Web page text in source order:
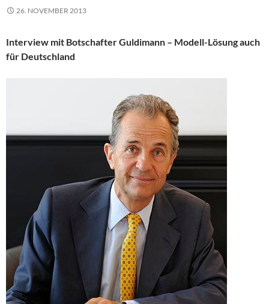
26. NOVEMBER 2013
Interview mit Botschafter Guldimann – Modell-Lösung auch
für Deutschland